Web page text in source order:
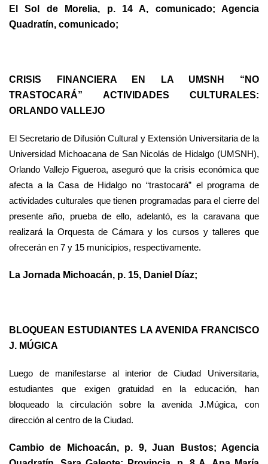
El Sol de Morelia, p. 14 A, comunicado; Agencia
Quadratín, comunicado;
CRISIS FINANCIERA EN LA UMSNH “NO
TRASTOCARÁ” ACTIVIDADES CULTURALES:
ORLANDO VALLEJO
El Secretario de Difusión Cultural y Extensión Universitaria de la
Universidad Michoacana de San Nicolás de Hidalgo (UMSNH),
Orlando Vallejo Figueroa, aseguró que la crisis económica que
afecta a la Casa de Hidalgo no “trastocará” el programa de
actividades culturales que tienen programadas para el cierre del
presente año, prueba de ello, adelantó, es la caravana que
realizará la Orquesta de Cámara y los cursos y talleres que
ofrecerán en 7 y 15 municipios, respectivamente.
La Jornada Michoacán, p. 15, Daniel Díaz;
BLOQUEAN ESTUDIANTES LA AVENIDA FRANCISCO
J. MÚGICA
Luego de manifestarse al interior de Ciudad Universitaria,
estudiantes que exigen gratuidad en la educación, han
bloqueado la circulación sobre la avenida J.Múgica, con
dirección al centro de la Ciudad.
Cambio de Michoacán, p. 9, Juan Bustos; Agencia